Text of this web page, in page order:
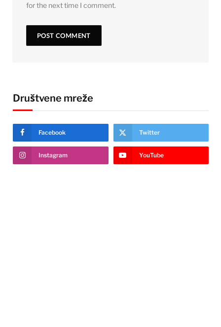
for the next time I comment.
Društvene mreže
Facebook Twitter
Instagram YouTube